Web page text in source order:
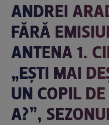
ANDREI
FĂRĂ
ANTENA 1.
„EȘTI MAI
UN COPIL
A?”,